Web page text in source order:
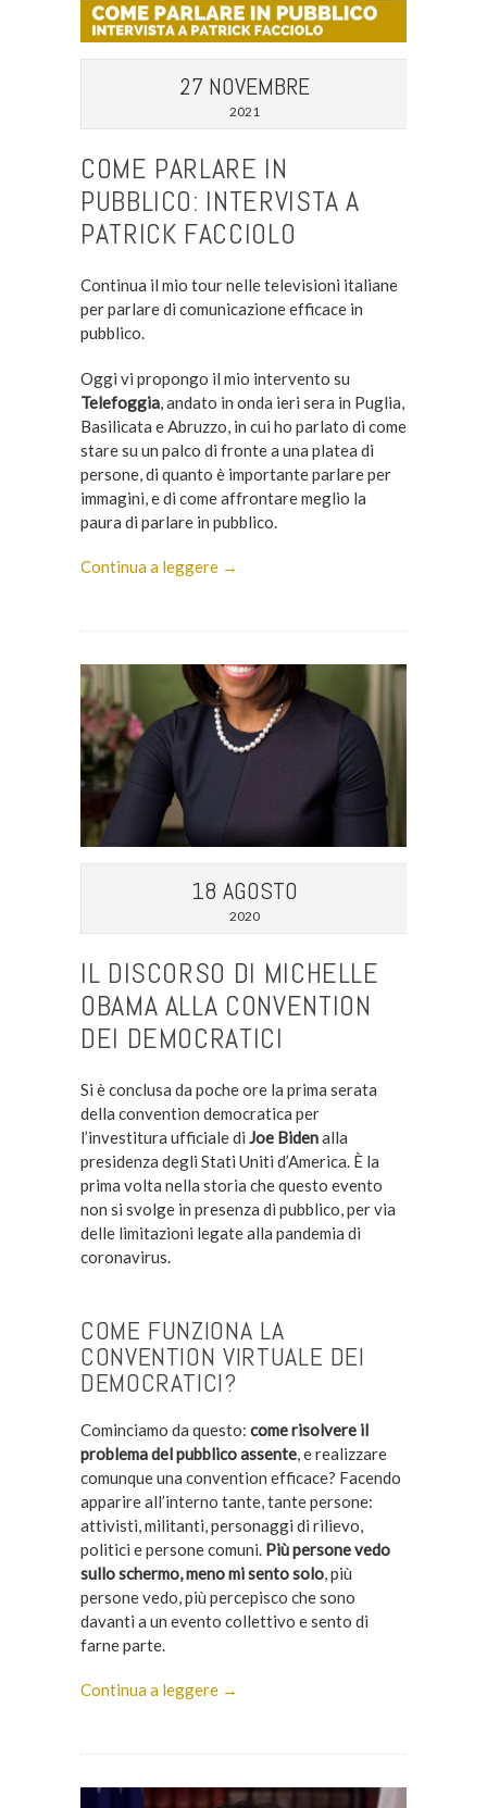
27 NOVEMBRE
2021
COME PARLARE IN
PUBBLICO: INTERVISTA A
PATRICK FACCIOLO
Continua il mio tour nelle televisioni italiane
per parlare di comunicazione efficace in
pubblico.
Oggi vi propongo il mio intervento su
Telefoggia, andato in onda ieri sera in Puglia,
Basilicata e Abruzzo, in cui ho parlato di come
stare su un palco di fronte a una platea di
persone, di quanto è importante parlare per
immagini, e di come affrontare meglio la
paura di parlare in pubblico.
Continua a leggere →
18 AGOSTO
2020
IL DISCORSO DI MICHELLE
OBAMA ALLA CONVENTION
DEI DEMOCRATICI
Si è conclusa da poche ore la prima serata
della convention democratica per
l’investitura ufficiale di Joe Bidenalla
presidenza degli Stati Uniti d’America. È la
prima volta nella storia che questo evento
non si svolge in presenza di pubblico, per via
delle limitazioni legate alla pandemia di
coronavirus.
COME FUNZIONA LA
CONVENTION VIRTUALE DEI
DEMOCRATICI?
Cominciamo da questo: come risolvere il
problema del pubblico assente, e realizzare
comunque una convention efficace? Facendo
apparire all’interno tante, tante persone:
attivisti, militanti, personaggi di rilievo,
politici e persone comuni. Più persone vedo
sullo schermo, meno mi sento solo, più
persone vedo, più percepisco che sono
davanti a un evento collettivo e sento di
farne parte.
Continua a leggere →